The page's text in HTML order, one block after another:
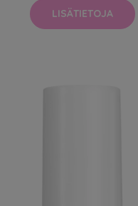
LISÄTIETOJA